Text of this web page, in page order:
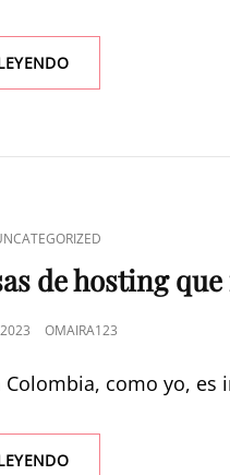
de hosting
OMAIRA123
Colombia, como yo,